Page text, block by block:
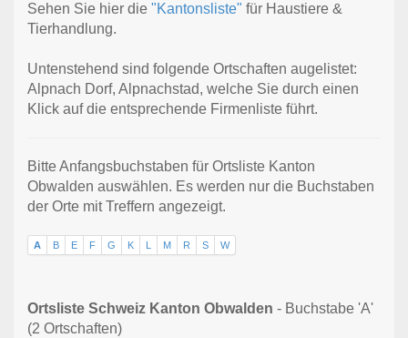
Sehen Sie hier die "Kantonsliste" für Haustiere &
Tierhandlung.
Untenstehend sind folgende Ortschaften augelistet:
Alpnach Dorf, Alpnachstad, welche Sie durch einen
Klick auf die entsprechende Firmenliste führt.
Bitte Anfangsbuchstaben für Ortsliste Kanton
Obwalden auswählen. Es werden nur die Buchstaben
der Orte mit Treffern angezeigt.
A B E F G K M R S W
Ortsliste Schweiz Kanton Obwalden - Buchstabe 'A'
(2 Ortschaften)